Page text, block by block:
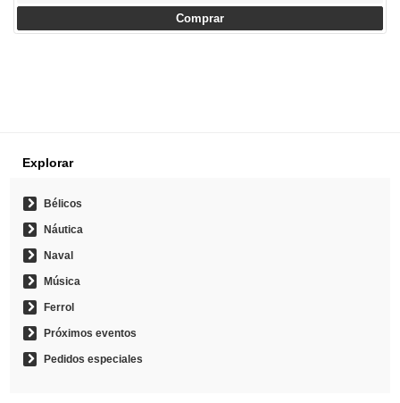
Comprar
Explorar
Bélicos
Náutica
Naval
Música
Ferrol
Próximos eventos
Pedidos especiales